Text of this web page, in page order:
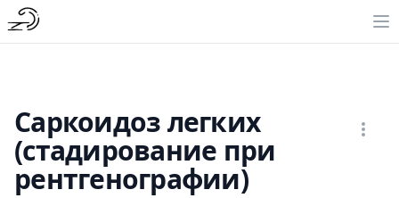
Саркоидоз легких
(стадирование при
рентгенографии)